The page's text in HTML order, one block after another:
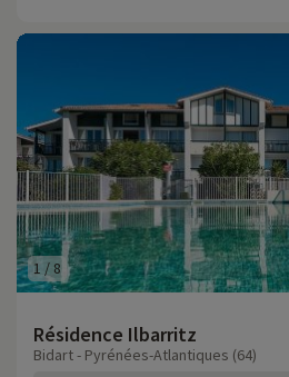
1 / 8
Résidence Ilbarritz
Bidart - Pyrénées-Atlantiques (64)